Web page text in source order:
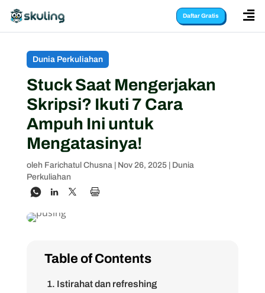
Daftar Gratis 
Dunia Perkuliahan
Stuck Saat Mengerjakan
Skripsi? Ikuti 7 Cara
Ampuh Ini untuk
Mengatasinya!
oleh Farichatul Chusna| Nov 26, 2025| Dunia
Perkuliahan
Table of Contents
1. Istirahat dan refreshing